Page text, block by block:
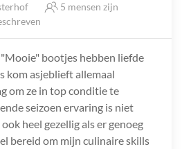
5 mensen zijn
bootjes hebben liefde
kom asjeblieft allemaal
om ze in top conditie te
seizoen ervaring is niet
heel gezellig als er genoeg
bereid om mijn culinaire skills